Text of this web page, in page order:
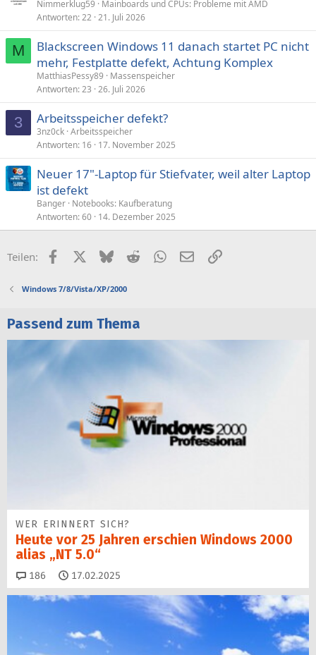
g
Nimmerklug59
Mainboards und CPUs: Probleme mit AMD
Antworten 22 21. Juli 2026
M
Blackscreen Windows 11 danach startet PC nicht
mehr, Festplatte defekt, Achtung Komplex
MatthiasPessy89
Massenspeicher
Antworten 23 26. Juli 2026
3 Arbeitsspeicher defekt?
3nz0ck Arbeitsspeicher
Antworten 16 17. November 2025
Neuer 17"-Laptop für Stiefvater, weil alter Laptop
ist defekt
Banger Notebooks: Kaufberatung
Antworten 60 14. Dezember 2025
Teilen: FacebookX (Twitter)
BlueskyRedditWhatsApp
E-MailLink
Windows 7/8/Vista/XP/2000
Passend zum Thema
WER ERINNERT SICH?
Heute vor 25 Jahren erschien Windows 2000
alias „NT 5.0“
186 Kommentare
17.02.2025